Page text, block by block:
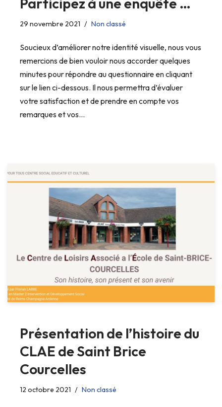
29 novembre 2021 Non classé
Soucieux d’améliorer notre identité visuelle, nous vous
remercions de bien vouloir nous accorder quelques
minutes pour répondre au questionnaire en cliquant
sur le lien ci-dessous. Il nous permettra d’évaluer
votre satisfaction et de prendre en compte vos
remarques et vos…
Présentation de l’histoire du
CLAE de Saint Brice
Courcelles
12 octobre 2021 Non classé